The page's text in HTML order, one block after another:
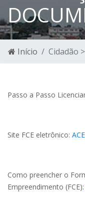
Início Cidadão
Passo a Passo
Site FCE eletrônico:
Como preencher o
Empreendimento (FCE):